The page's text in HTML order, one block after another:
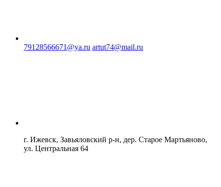
79128566671@ya.ru artut74@mail.ru
г. Ижевск, Завьяловский р-н, дер. Старое Мартьяново,
ул. Центральная 64